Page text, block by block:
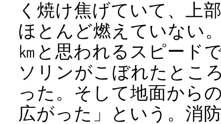
く焼け焦げていて、上
ほとんど燃えていない
㎞と思われるスピード
ソリンがこぼれたとこ
った。そして地面から
広がった」という。消